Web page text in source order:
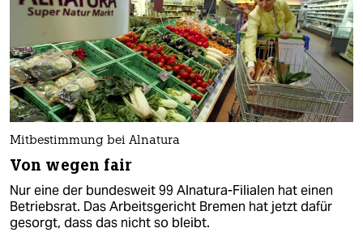
Mitbestimmung bei Alnatura
Von wegen fair
Nur eine der bundesweit 99 Alnatura-Filialen hat einen
Betriebsrat. Das Arbeitsgericht Bremen hat jetzt dafür
gesorgt, dass das nicht so bleibt.